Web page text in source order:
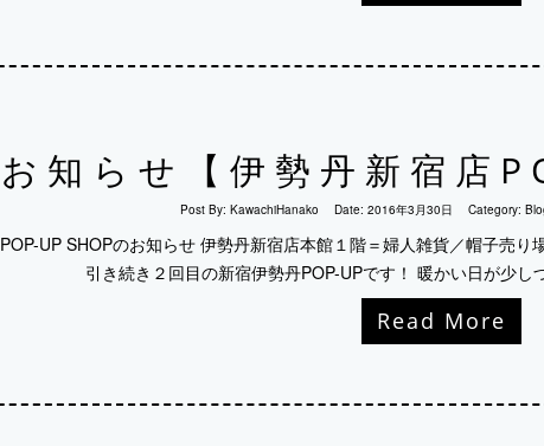
お知らせ【伊勢丹新宿店
Post By: KawachiHanako Date: 2016年3月30日 Category:
POP-UP SHOPのお知らせ 伊勢丹新宿店本館１階＝婦人雑貨／帽子売
引き続き２回目の新宿伊勢丹POP-UPです！ 暖かい日が少
Read More